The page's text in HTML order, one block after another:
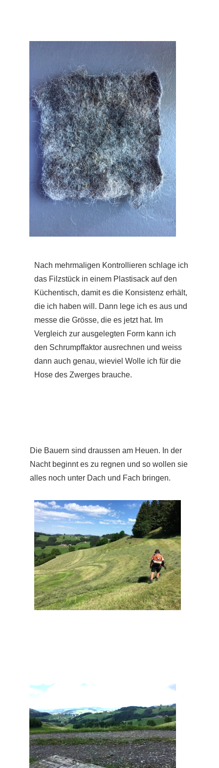
Nach mehrmaligen Kontrollieren schlage ich
das Filzstück in einem Plastisack auf den
Küchentisch, damit es die Konsistenz erhält,
die ich haben will. Dann lege ich es aus und
messe die Grösse, die es jetzt hat. Im
Vergleich zur ausgelegten Form kann ich
den Schrumpffaktor ausrechnen und weiss
dann auch genau, wieviel Wolle ich für die
Hose des Zwerges brauche.
Die Bauern sind draussen am Heuen. In der
Nacht beginnt es zu regnen und so wollen sie
alles noch unter Dach und Fach bringen.